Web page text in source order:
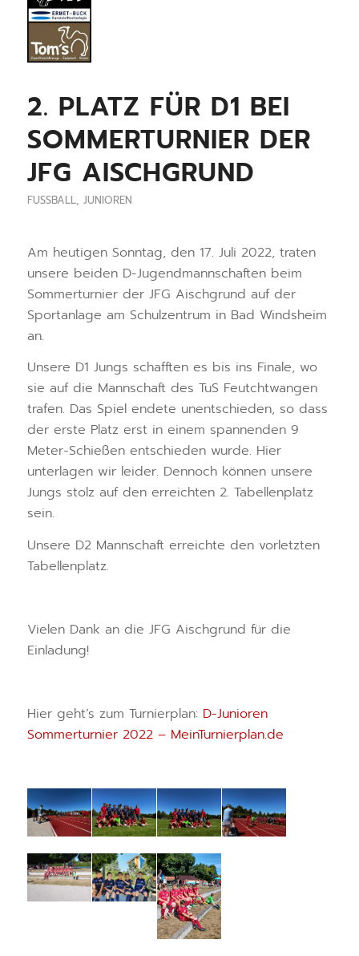
2. PLATZ FÜR D1 BEI
SOMMERTURNIER DER
JFG AISCHGRUND
FUSSBALL, JUNIOREN
Am heutigen Sonntag, den 17. Juli 2022, traten
unsere beiden D-Jugendmannschaften beim
Sommerturnier der JFG Aischgrund auf der
Sportanlage am Schulzentrum in Bad Windsheim
an.
Unsere D1 Jungs schafften es bis ins Finale, wo
sie auf die Mannschaft des TuS Feutchtwangen
trafen. Das Spiel endete unentschieden, so dass
der erste Platz erst in einem spannenden 9
Meter-Schießen entschieden wurde. Hier
unterlagen wir leider. Dennoch können unsere
Jungs stolz auf den erreichten 2. Tabellenplatz
sein.
Unsere D2 Mannschaft erreichte den vorletzten
Tabellenplatz.
Vielen Dank an die JFG Aischgrund für die
Einladung!
Hier geht’s zum Turnierplan: D-Junioren
Sommerturnier 2022 – MeinTurnierplan.de